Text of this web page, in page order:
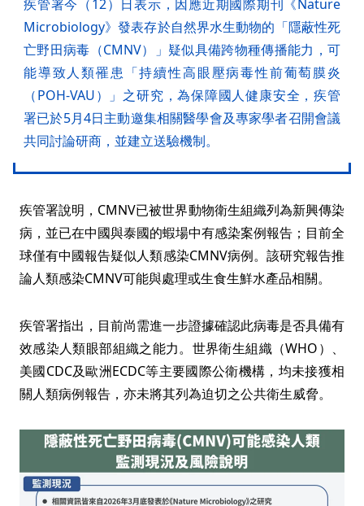
疾管署今（12）日表示，因應近期國際期刊《Nature
Microbiology》發表存於自然界水生動物的「隱蔽性死
亡野田病毒（CMNV）」疑似具備跨物種傳播能力，可
能導致人類罹患「持續性高眼壓病毒性前葡萄膜炎
（POH-VAU）」之研究，為保障國人健康安全，疾管
署已於5月4日主動邀集相關醫學會及專家學者召開會議
共同討論研商，並建立送驗機制。
疾管署說明，CMNV已被世界動物衛生組織列為新興傳染
病，並已在中國與泰國的蝦場中有感染案例報告；目前全
球僅有中國報告疑似人類感染CMNV病例。該研究報告推
論人類感染CMNV可能與處理或生食生鮮水產品相關。
疾管署指出，目前尚需進一步證據確認此病毒是否具備有
效感染人類眼部組織之能力。世界衛生組織（WHO）、
美國CDC及歐洲ECDC等主要國際公衛機構，均未接獲相
關人類病例報告，亦未將其列為迫切之公共衛生威脅。